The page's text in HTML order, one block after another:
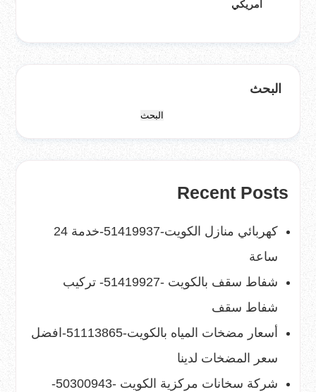
امريكي
البحث
البحث
Recent Posts
كهربائي منازل الكويت-51419937-خدمة 24
ساعة
شفاط سقف بالكويت -51419927- تركيب
شفاط سقف
أسعار مضخات المياه بالكويت-51113865-افضل
سعر المضخات لدينا
شركة سخانات مركزية الكويت -50300943-